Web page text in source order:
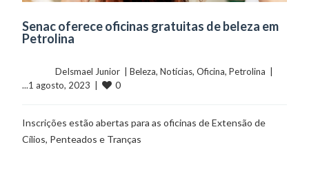
Senac oferece oficinas gratuitas de beleza em
Petrolina
	    	DeIsmael Junior  |
Beleza, Notícias, Oficina, Petrolina
...1 agosto, 2023  |
0
Inscrições estão abertas para as oficinas de Extensão de
Cílios, Penteados e Tranças